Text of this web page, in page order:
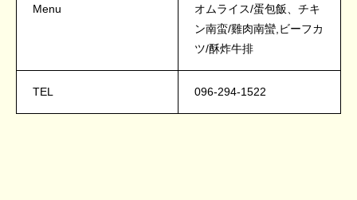
Menu
オムライス/蛋包飯、チキ
ン南蛮/雞肉南蠻,ビーフカ
ツ/酥炸牛排
TEL 096-294-1522